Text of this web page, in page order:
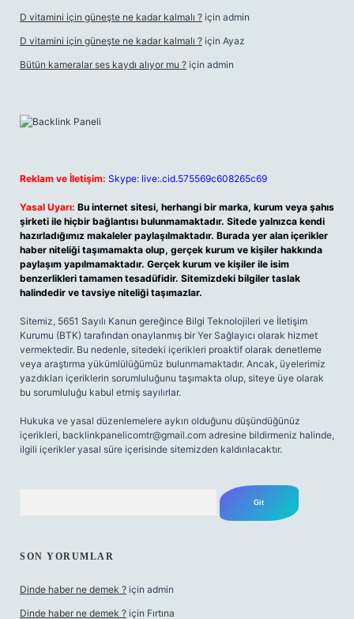
D vitamini için güneşte ne kadar kalmalı ? için admin
D vitamini için güneşte ne kadar kalmalı ? için Ayaz
Bütün kameralar ses kaydı alıyor mu ? için admin
Reklam ve İletişim: Skype: live:.cid.575569c608265c69
Yasal Uyarı: Bu internet sitesi, herhangi bir marka, kurum veya şahıs
şirketi ile hiçbir bağlantısı bulunmamaktadır. Sitede yalnızca kendi
hazırladığımız makaleler paylaşılmaktadır. Burada yer alan içerikler
haber niteliği taşımamakta olup, gerçek kurum ve kişiler hakkında
paylaşım yapılmamaktadır. Gerçek kurum ve kişiler ile isim
benzerlikleri tamamen tesadüfidir. Sitemizdeki bilgiler taslak
halindedir ve tavsiye niteliği taşımazlar.
Sitemiz, 5651 Sayılı Kanun gereğince Bilgi Teknolojileri ve İletişim
Kurumu (BTK) tarafından onaylanmış bir Yer Sağlayıcı olarak hizmet
vermektedir. Bu nedenle, sitedeki içerikleri proaktif olarak denetleme
veya araştırma yükümlülüğümüz bulunmamaktadır. Ancak, üyelerimiz
yazdıkları içeriklerin sorumluluğunu taşımakta olup, siteye üye olarak
bu sorumluluğu kabul etmiş sayılırlar.
Hukuka ve yasal düzenlemelere aykırı olduğunu düşündüğünüz
içerikleri, backlinkpanelicomtr@gmail.com adresine bildirmeniz halinde,
ilgili içerikler yasal süre içerisinde sitemizden kaldırılacaktır.
SON YORUMLAR
Dinde haber ne demek ? için admin
Dinde haber ne demek ? için Fırtına